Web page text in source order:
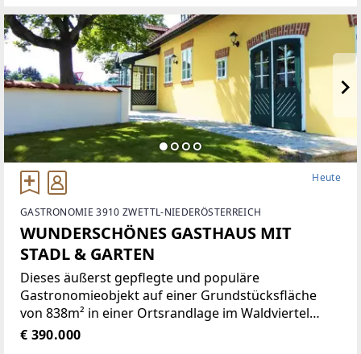
Heute
GASTRONOMIE 3910 ZWETTL-NIEDERÖSTERREICH
WUNDERSCHÖNES GASTHAUS MIT
STADL & GARTEN
Dieses äußerst gepflegte und populäre
Gastronomieobjekt auf einer Grundstücksfläche
von 838m² in einer Ortsrandlage im Waldviertel
bietet eine Vielzahl von Nutzungsmöglichkeiten wie
€ 390.000